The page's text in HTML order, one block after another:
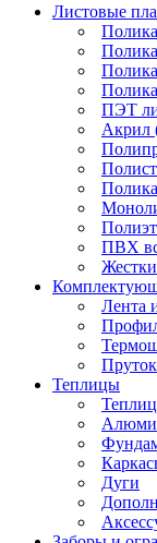
Листовые
ПЭТ
Акрил
ПВХ
Лента
Теплицы
Дуги